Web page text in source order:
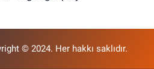
© 2024. Her hakkı saklıdır.